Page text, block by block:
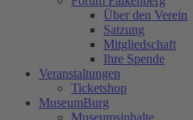
Über den Verein
Satzung
Mitgliedschaft
Ihre Spende
Veranstaltungen
Ticketshop
MuseumBurg
Museumsinhalte